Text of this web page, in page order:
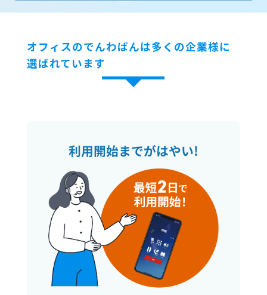
オフィスのでんわばんは多くの企業様に
選ばれています
利用開始までがはやい!